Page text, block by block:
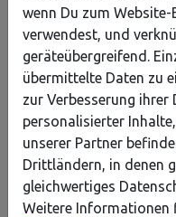
wenn Du zum Website-
verwendest, und
geräteübergreifend.
übermittelte Daten zu
zur Verbesserung
personalisierter
unserer Partner
Drittländern, in denen
gleichwertiges
Weitere Informationen
Dieses Projekt ist
Infos
Kategorie: Kunst &